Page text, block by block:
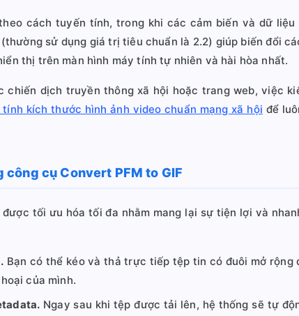
cách tuyến tính, trong khi các cảm biến và dữ
sử dụng giá trị tiêu chuẩn là 2.2) giúp biến đổi
thị trên màn hình máy tính tự nhiên và hài hòa nhất.
chiến dịch truyền thông xã hội hoặc trang web, việc
tính kích thước hình ảnh video chuẩn mạng xã hội để
cụ Convert PFM to GIF
tối ưu hóa tối đa nhằm mang lại sự tiện lợi và
Bạn có thể kéo và thả trực tiếp tệp tin có đuôi mở
của mình.
Ngay sau khi tệp được tải lên, hệ thống sẽ tự